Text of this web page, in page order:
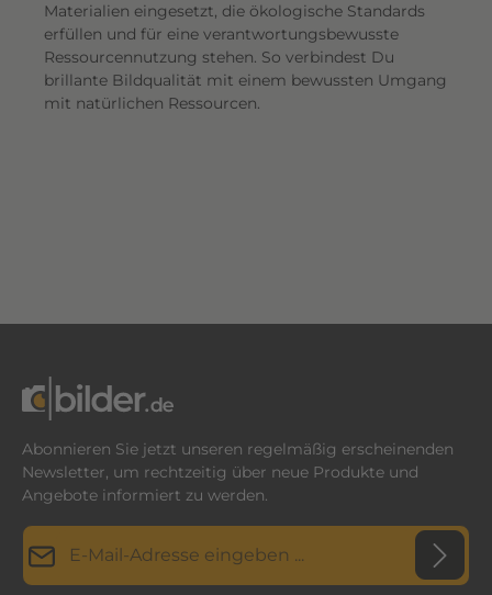
Materialien eingesetzt, die ökologische Standards
erfüllen und für eine verantwortungsbewusste
Ressourcennutzung stehen. So verbindest Du
brillante Bildqualität mit einem bewussten Umgang
mit natürlichen Ressourcen.
Abonnieren Sie jetzt unseren regelmäßig erscheinenden
Newsletter, um rechtzeitig über neue Produkte und
Angebote informiert zu werden.
E-Mail-Adresse*